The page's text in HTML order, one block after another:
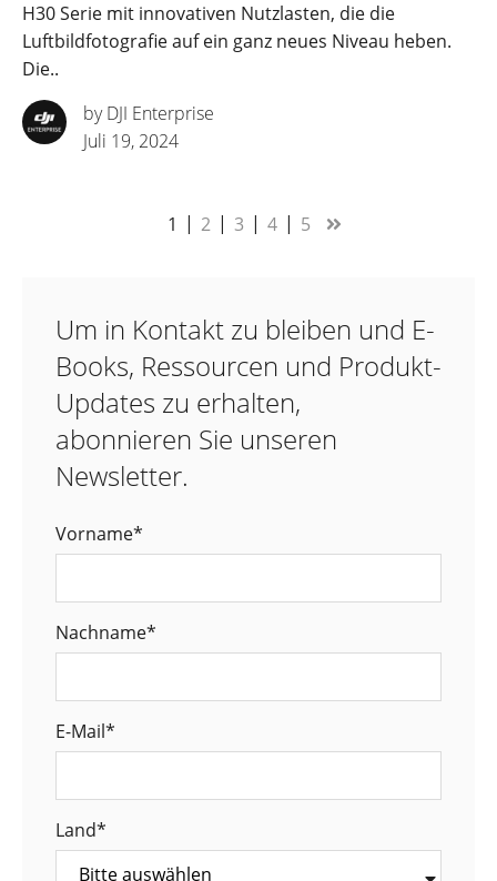
H30 Serie mit innovativen Nutzlasten, die die
Luftbildfotografie auf ein ganz neues Niveau heben.
Die..
by DJI Enterprise
Juli 19, 2024
1 2 3 4 5
Um in Kontakt zu bleiben und E-
Books, Ressourcen und Produkt-
Updates zu erhalten,
abonnieren Sie unseren
Newsletter.
Vorname*
Nachname*
E-Mail*
Land*